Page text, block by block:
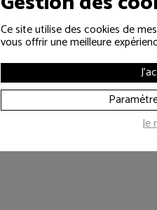
Ce site utilise des cookies de
vous offrir une meilleure
Je